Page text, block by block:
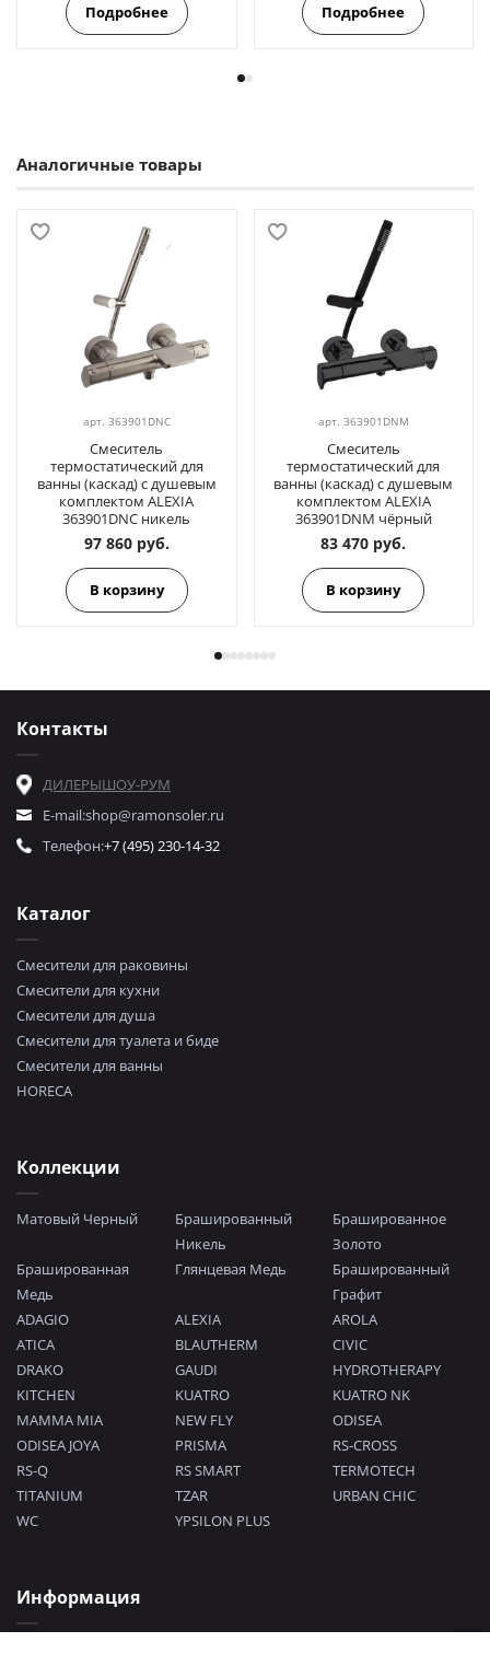
Подробнее Подробнее
Аналогичные товары
арт. 363901DNC
Смеситель
термостатический для
ванны (каскад) с душевым
комплектом ALEXIA
363901DNC никель
97 860 руб.
В корзину
арт. 363901DNM
Смеситель
термостатический для
ванны (каскад) с душевым
комплектом ALEXIA
363901DNM чёрный
83 470 руб.
В корзину
Каталог
Смесители для раковины
Смесители для кухни
Смесители для душа
Смесители для туалета и биде
Смесители для ванны
HORECA
Коллекции
Матовый Черный
Брашированный
Никель
Брашированное
Золото
Брашированная
Медь
Глянцевая Медь
Брашированный
Графит
ADAGIO
ALEXIA
AROLA
ATICA
BLAUTHERM
CIVIC
DRAKO
GAUDI
HYDROTHERAPY
KITCHEN
KUATRO
KUATRO NK
MAMMA MIA
NEW FLY
ODISEA
ODISEA JOYA
PRISMA
RS-CROSS
RS-Q
RS SMART
TERMOTECH
TITANIUM
TZAR
URBAN CHIC
WC
YPSILON PLUS
Информация
Контакты
ДИЛЕРЫШОУ-РУМ
E-mail:shop@ramonsoler.ru
Телефон:+7 (495) 230-14-32